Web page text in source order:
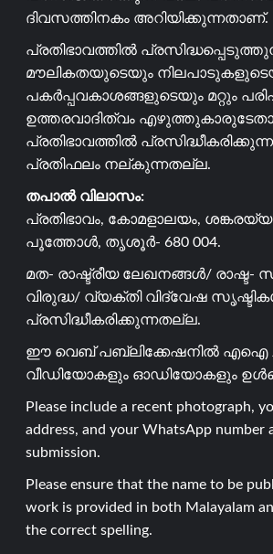
ദിവസത്തിനകം അറിയിക്കുന്നതാണ്.
പ്രതിഭാവത്തിൽ
മൗലികതയുടെയും
പകർപ്പവകാശങ്ങളുടെയും മറ്റും
ഉത്തരവാദിത്വം
പ്രതിഭാവത്തിൽ
പ്രതിഫലം നല്കുന്നതല്ല.
തപാൽ വിലാസം:
പ്രതിഭാവം, കോമളാലയം,
പൂത്തോൾ, തൃശൂർ- 680 004.
മത- രാഷ്ട്രീയ ലേഖനങ്ങൾ/
വിരുദ്ധ/ വ്യക്തി വിദ്വേഷ
പ്രസിദ്ധീകരിക്കുന്നതല്ല.
ഈ വെബ് പബ്ലിക്കേഷനിൽ എഐ
വീഡിയോകളും ഓഡിയോകളും
Please include a recent photograph,
address, and your WhatsApp number
submission.
Please ensure that the name to be
work is provided in both Malayalam
the correct spelling.